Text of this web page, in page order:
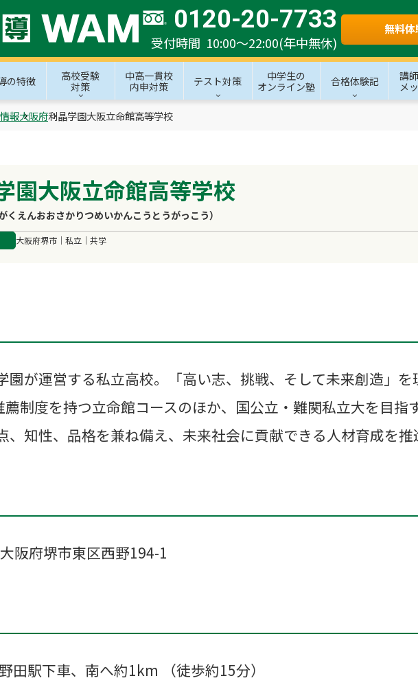
0120-20-7733
受付時間 10:00～22:00(年中無休)
無料体
の特徴
高校受験
対策
中高一貫校
内申対策
テスト対策
中学生の
オンライン塾
合格体験記
講
メ
報大阪府利晶学園大阪立命館高等学校
園大阪立命館高等学校
くえんおおさかりつめいかんこうとうがっこう）
大阪府堺市｜私立｜共学
園が運営する私立高校。「高い志、挑戦、そして未来創造」
薦制度を持つ立命館コースのほか、国公立・難関私立大を目指
、知性、品格を兼ね備え、未来社会に貢献できる人材育成を推
阪府堺市東区西野194-1
田駅下車、南へ約1km （徒歩約15分）